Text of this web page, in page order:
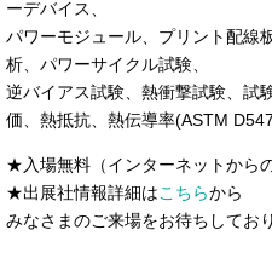
ーデバイス、
パワーモジュール、プリント配線
析、パワーサイクル試験、
逆バイアス試験、熱衝撃試験、試
価、熱抵抗、熱伝導率(ASTM
★入場無料（インターネットから
★出展社情報詳細はこちらから
みなさまのご来場をお待ちしてお